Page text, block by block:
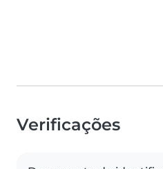
Verificações